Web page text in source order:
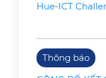
Hue-ICT
Thông báo